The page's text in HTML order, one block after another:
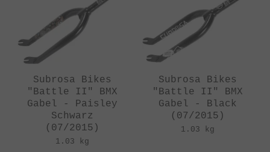
Subrosa Bikes
"Battle II" BMX
Gabel - Paisley
Schwarz
(07/2015)
1.03 kg
Subrosa Bikes
"Battle II" BMX
Gabel - Black
(07/2015)
1.03 kg